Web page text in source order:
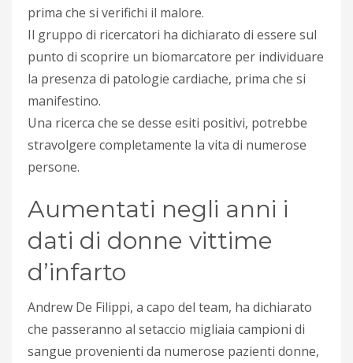
prima che si verifichi il malore.
Il gruppo di ricercatori ha dichiarato di essere sul
punto di scoprire un biomarcatore per individuare
la presenza di patologie cardiache, prima che si
manifestino.
Una ricerca che se desse esiti positivi, potrebbe
stravolgere completamente la vita di numerose
persone.
Aumentati negli anni i
dati di donne vittime
d’infarto
Andrew De Filippi, a capo del team, ha dichiarato
che passeranno al setaccio migliaia campioni di
sangue provenienti da numerose pazienti donne,